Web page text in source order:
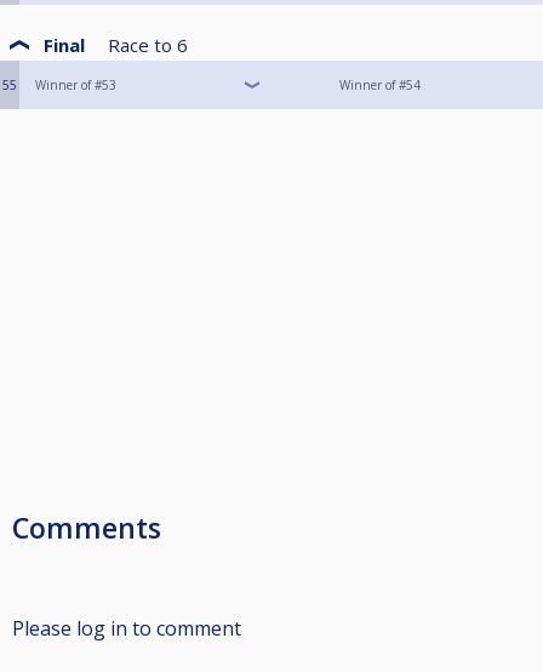
Final Race to 6
55 Winner of #53 Winner of #54
Comments
Please log in to comment